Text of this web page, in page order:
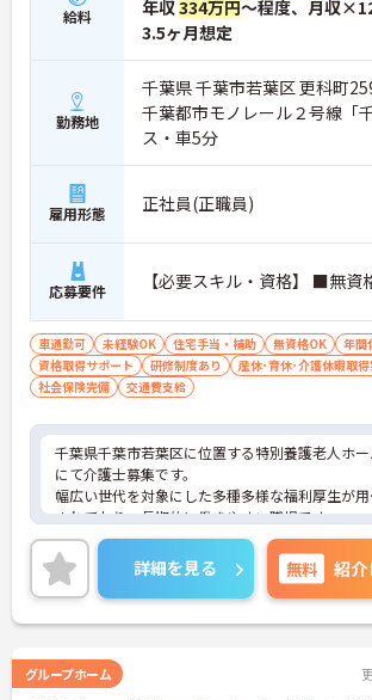
給料
年収334万円～程度、月収
3.5ヶ月想定
勤務地
千葉県 千葉市若葉区 更科町
千葉都市モノレール２号線「
ス・車5分
雇用形態 正社員(正職員)
応募要件 【必要スキル・資格】 ■無資
車通勤可 未経験OK 住宅手当・補助 無資格OK
年間
資格取得サポート
研修制度あり
産休･育休･介護休暇取得
社会保険完備
交通費支給
千葉県千葉市若葉区に位置する特別養護老人ホー
にて介護士募集です。
幅広い世代を対象にした多種多様な福利厚生が用
されており、長期的に働きやすい職場です。
資格取得支援制度も手厚く、取得した分だけ資
当が付与されるのはモチベーションに繋がります
ご興味のある方には、面接対策ポイントなど、さ
に詳細をお話いたしますので、お気軽にご相談
さい。
詳細を見る 無料 紹介
グループホーム